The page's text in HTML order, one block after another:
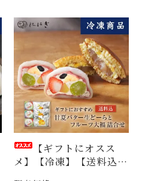
【ギフトにオスス
メ】【冷凍】【送料込】